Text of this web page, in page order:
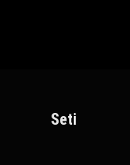
Seti